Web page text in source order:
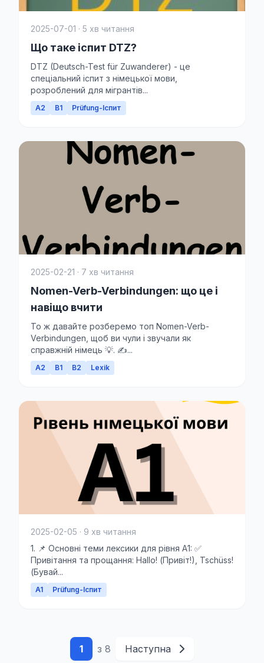
2025-07-01 · 5 хв читання
Що таке іспит DTZ?
DTZ (Deutsch-Test für Zuwanderer) - це
спеціальний іспит з німецької мови,
розроблений для мігрантів...
A2 B1 Prüfung-Іспит
2025-02-21 · 7 хв читання
Nomen-Verb-Verbindungen: що це і
навіщо вчити
То ж давайте розберемо топ Nomen-Verb-
Verbindungen, щоб ви чули і звучали як
справжній німець 💡. ✍...
A2 B1 B2 Lexik
2025-02-05 · 9 хв читання
1. 📌 Основні теми лексики для рівня A1: ✅
Привітання та прощання: Hallo! (Привіт!), Tschüss!
(Бувай...
A1 Prüfung-Іспит
1 з 8 Наступна